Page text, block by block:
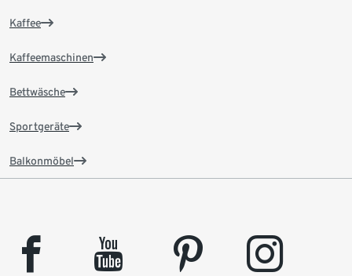
Kaffee
Kaffeemaschinen
Bettwäsche
Sportgeräte
Balkonmöbel
facebook youtube pinterest instagram